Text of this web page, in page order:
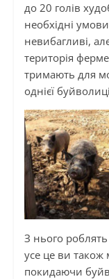
до 20 голів
необхідні
невибагливі,
територія
тримають для
однієї
З нього
усе це ви також
покидаючи